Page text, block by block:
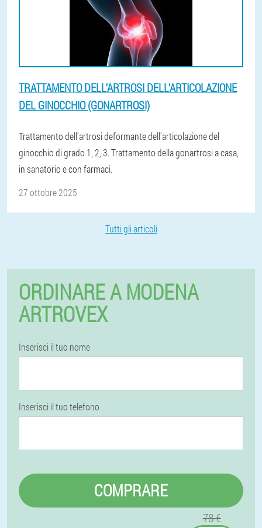
TRATTAMENTO DELL'ARTROSI DELL'ARTICOLAZIONE
DEL GINOCCHIO (GONARTROSI)
Trattamento dell'artrosi deformante dell'articolazione del
ginocchio di grado 1, 2, 3. Trattamento della gonartrosi a casa,
in sanatorio e con farmaci.
27 ottobre 2025
Tutti gli articoli
ORDINARE A MODENA
ARTROVEX
Inserisci il tuo nome
Inserisci il tuo telefono
COMPRARE
78 €